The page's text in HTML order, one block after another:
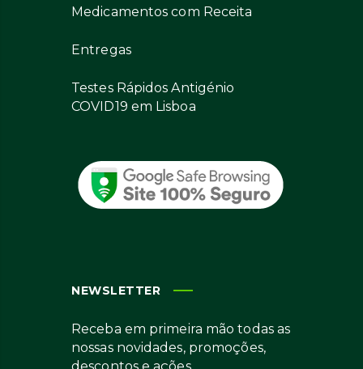
Medicamentos com Receita
Entregas
Testes Rápidos Antigénio
COVID19 em Lisboa
NEWSLETTER
Receba em primeira mão todas as
nossas novidades, promoções,